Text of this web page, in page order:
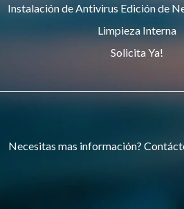
Instalación de Antivirus Edición de
Limpieza Interna
Solicita Ya!
Necesitas mas información?